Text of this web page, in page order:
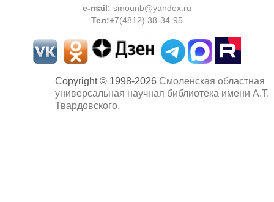
e-mail: smounb@yandex.ru
Тел:+7(4812) 38-34-95
Copyright © 1998-2026 Смоленская областная
универсальная научная библиотека имени А.Т.
Твардовского.